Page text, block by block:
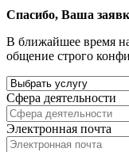
Спасибо, Ваша
В ближайшее время
общение строго
Сфера деятельности
Электронная почта